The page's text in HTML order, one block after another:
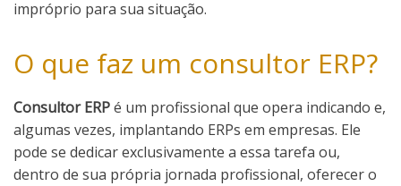
impróprio para sua situação.
O que faz um consultor ERP?
Consultor ERPé um profissional que opera indicando e,
algumas vezes, implantando ERPs em empresas. Ele
pode se dedicar exclusivamente a essa tarefa ou,
dentro de sua própria jornada profissional, oferecer o